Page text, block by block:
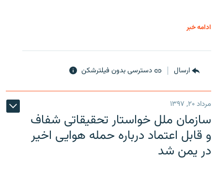
ادامه خبر
ارسال دسترسی بدون فیلترشکن
مرداد ۲۰, ۱۳۹۷
سازمان ملل خواستار تحقیقاتی شفاف
و قابل اعتماد درباره حمله هوایی اخیر
در یمن شد